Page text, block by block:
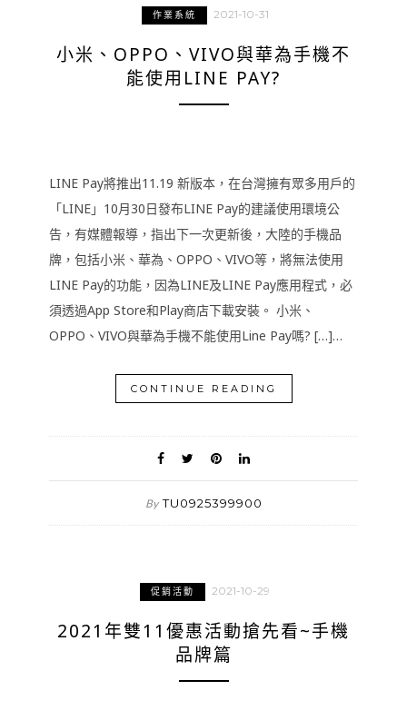
作業系統 2021-10-31
小米、OPPO、VIVO與華為手機不
能使用LINE PAY?
LINE Pay將推出11.19 新版本，在台灣擁有眾多用戶的
「LINE」10月30日發布LINE Pay的建議使用環境公
告，有媒體報導，指出下一次更新後，大陸的手機品
牌，包括小米、華為、OPPO、VIVO等，將無法使用
LINE Pay的功能，因為LINE及LINE Pay應用程式，必
須透過App Store和Play商店下載安裝。 小米、
OPPO、VIVO與華為手機不能使用Line Pay嗎? […]…
CONTINUE READING
By TU0925399900
促銷活動 2021-10-29
2021年雙11優惠活動搶先看~手機
品牌篇